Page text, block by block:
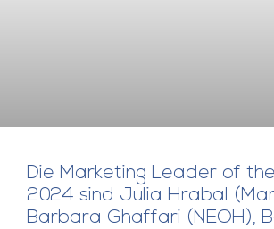
Die Marketing Leader of
2024 sind Julia Hrabal
Barbara Ghaffari (NEOH),